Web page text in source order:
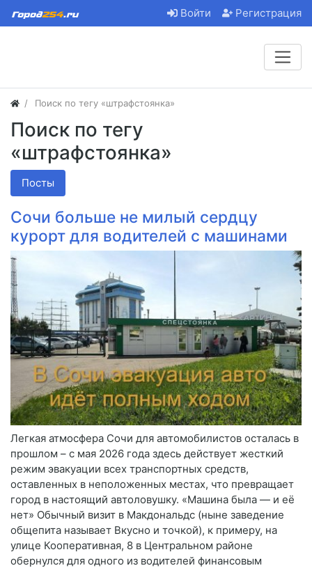
Войти Регистрация
Поиск по тегу «штрафстоянка»
Поиск по тегу
«штрафстоянка»
Посты
Сочи больше не милый сердцу
курорт для водителей с машинами
Легкая атмосфера Сочи для автомобилистов осталась в
прошлом – с мая 2026 года здесь действует жесткий
режим эвакуации всех транспортных средств,
оставленных в неположенных местах, что превращает
город в настоящий автоловушку. «Машина была — и её
нет» Обычный визит в Макдональдс (ныне заведение
общепита называет Вкусно и точкой), к примеру, на
улице Кооперативная, 8 в Центральном районе
обернулся для одного из водителей финансовым